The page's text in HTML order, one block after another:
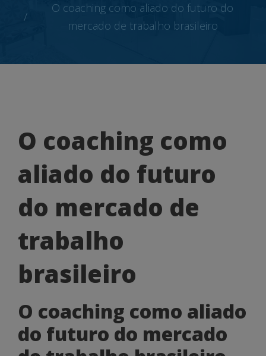
O coaching como aliado do futuro do
mercado de trabalho brasileiro
O
coaching
como
aliado
do
futuro
do
de
trabalho
O coaching como
aliado do futuro
do mercado de
trabalho
brasileiro
O coaching como aliado
do futuro do mercado